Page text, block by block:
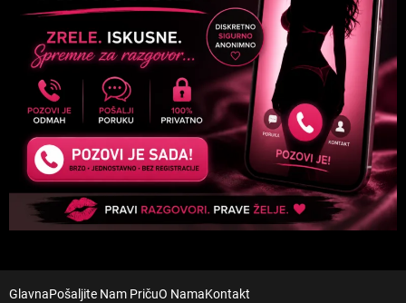
GlavnaPošaljite Nam PričuO NamaKontakt